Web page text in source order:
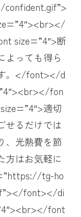
size=”4″>断
よっても得ら
。</font></d
fon
適切
せるだけでは
、光熱費を節
方はお気軽に
tg-ho
font></di
font